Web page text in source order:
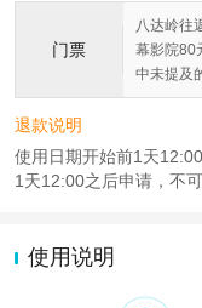
门票
八达岭往
幕影院80
中未提及
退款说明
使用日期开始前1天
1天12:00之后申请，不可
使用说明